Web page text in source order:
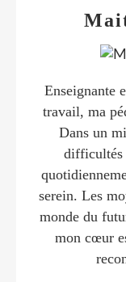
Enseignante
travail, ma
Dans un
difficultés
serein. Les
monde du
mon cœur